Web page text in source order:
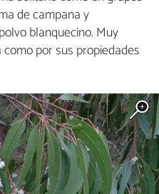
de campana y
blanquecino. Muy
por sus propiedades